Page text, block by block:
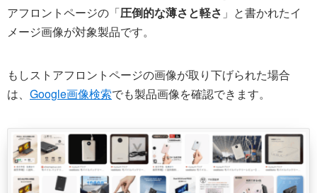
アフロントページの「圧倒的な薄さと軽さ 」と書かれたイ
メージ画像が対象製品です。
もしストアフロントページの画像が取り下げられた場合
は、 Google画像検索でも製品画像を確認できます。